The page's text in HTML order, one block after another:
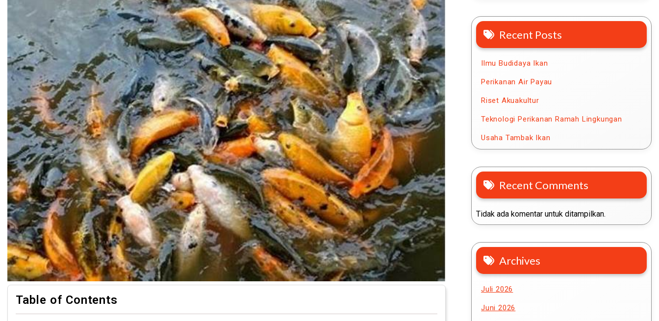
Table of Contents
Recent Posts
Ilmu Budidaya Ikan
Perikanan Air Payau
Riset Akuakultur
Teknologi Perikanan Ramah Lingkungan
Usaha Tambak Ikan
Recent Comments
Tidak ada komentar untuk ditampilkan.
Archives
Juli 2026
Juni 2026